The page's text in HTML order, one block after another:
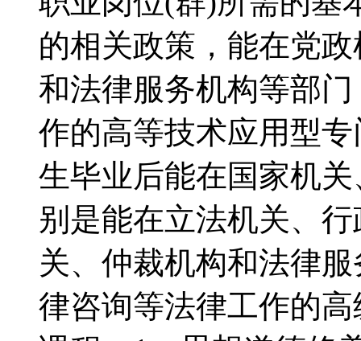
的相关政策，能在党
和法律服务机构等部
作的高等技术应用
生毕业后能在国家机
别是能在立法机关、
关、仲裁机构和法律
律咨询等法律工作的